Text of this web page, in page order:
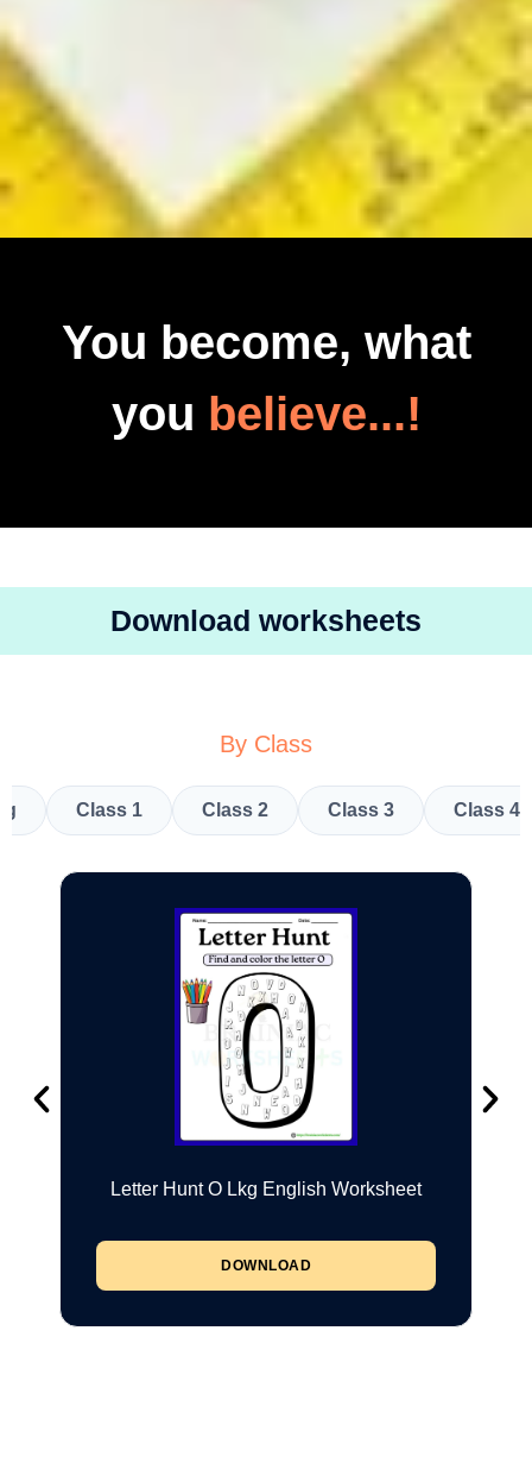
You become, what
you believe...!
Download worksheets
By Class
Class 1 Class 2 Class 3 Class 4
Letter Hunt O Lkg English Worksheet
DOWNLOAD